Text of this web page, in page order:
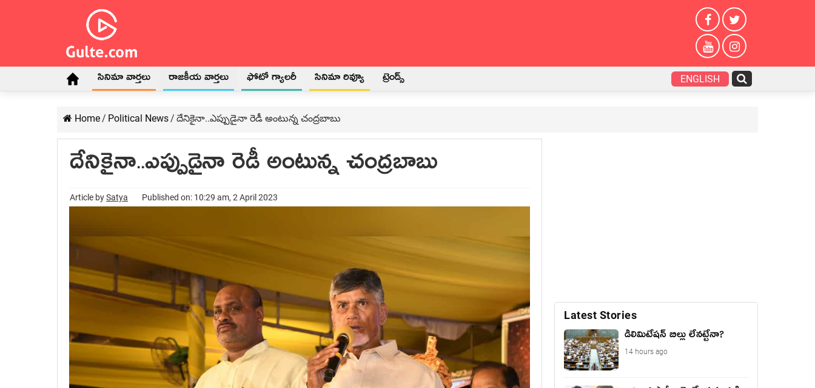
సినిమా వార్తలు రాజకీయ వార్తలు ఫోటో గ్యాలరీ సినిమా రివ్యూ ట్రెండ్స్ ENGLISH
Home/ Political News/ దేనికైనా..ఎప్పుడైనా రెడీ అంటున్న చంద్రబాబు
దేనికైనా..ఎప్పుడైనా రెడీ అంటున్న చంద్రబాబు
Article bySatya Published on: 10:29 am, 2 April 2023
Latest Stories
డీలిమిటేషన్ బిల్లు లేన‌ట్టేనా?
14 hours ago